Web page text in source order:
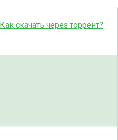
Как скачать через торрент?